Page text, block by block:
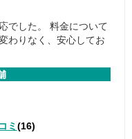
でした。 料金について
わりなく、安心してお
ミ(16)